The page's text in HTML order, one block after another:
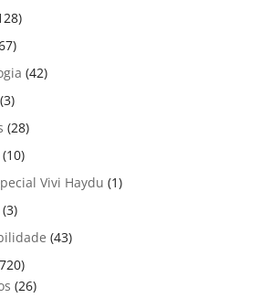
(42)
(3)
(28)
(10)
Vivi Haydu (1)
(3)
(43)
(26)